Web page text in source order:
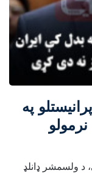
په
د ولسمشر ډانلډ